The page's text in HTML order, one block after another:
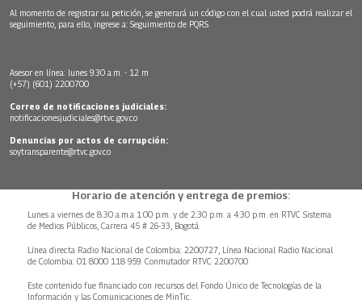
Al momento de registrar su petición, se generará un código con el cual usted podrá realizar el
seguimiento, para ello, ingrese a: Seguimiento de PQRS
Asesor en línea: lunes 9:30 a.m. - 12 m
(+57) (601) 2200700
Correo de notificaciones judiciales:
notificacionesjudiciales@rtvc.gov.co
Denuncias por actos de corrupción:
soytransparente@rtvc.gov.co
Horario de atención y entrega de premios:
Lunes a viernes de 8:30 a.m.a 1:00 p.m. y de 2:30 p.m. a 4:30 p.m. en RTVC Sistema
de Medios Públicos, Carrera 45 # 26-33, Bogotá.
Línea directa Radio Nacional de Colombia: 2200727, Línea Nacional Radio Nacional
de Colombia: 01 8000 118 959. Conmutador RTVC 2200700
Este contenido fue financiado con recursos del Fondo Único de Tecnologías de la
Información y las Comunicaciones de MinTic.